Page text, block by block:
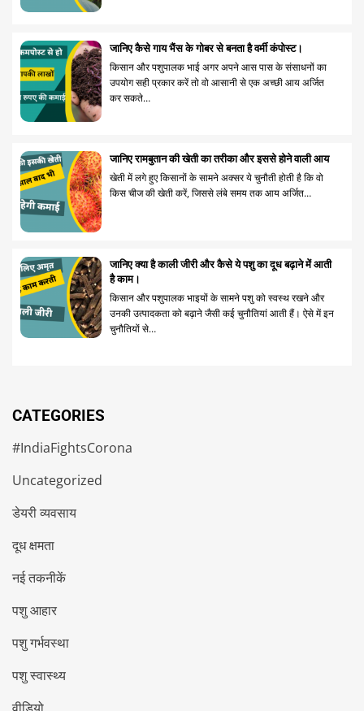
जानिए कैसे गाय भैंस के गोबर से बनता है वर्मी कंपोस्ट।
किसान और पशुपालक भाई अगर अपने आस पास के संसाधनों का
उपयोग सही प्रकार करें तो वो आसानी से एक अच्छी आय अर्जित
कर सकते…
जानिए रामबुतान की खेती का तरीका और इससे होने वाली आय
खेती में लगे हुए किसानों के सामने अक्सर ये चुनौती होती है कि वो
किस चीज की खेती करें, जिससे लंबे समय तक आय अर्जित…
जानिए क्या है काली जीरी और कैसे ये पशु का दूध बढ़ाने में आती
है काम।
किसान और पशुपालक भाइयों के सामने पशु को स्वस्थ रखने और
उनकी उत्पादकता को बढ़ाने जैसी कई चुनौतियां आती हैं। ऐसे में इन
चुनौतियों से…
CATEGORIES
#IndiaFightsCorona
Uncategorized
डेयरी व्यवसाय
दूध क्षमता
नई तकनीकें
पशु आहार
पशु गर्भवस्था
पशु स्वास्थ्य